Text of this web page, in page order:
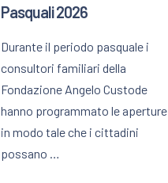
Pasquali 2026
Durante il periodo pasquale i
consultori familiari della
Fondazione Angelo Custode
hanno programmato le aperture
in modo tale che i cittadini
possano …